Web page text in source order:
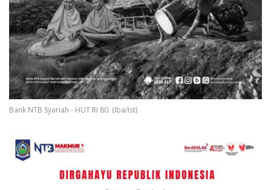
Bank NTB Syariah - HUT RI 80. (Iba/Ist)